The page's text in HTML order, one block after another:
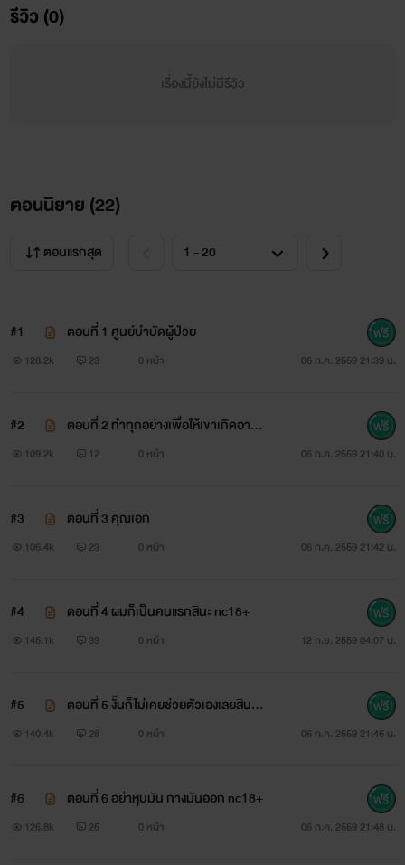
ออย นักบำบัดสาว เธอต้องการช่วยเหลือผู้ที่มีปัญหาทางเพศและ
มีความสุขทุกครั้งที่ได้รักษาคนไข้
รีวิว (0)
เรื่องนี้ยังไม่มีรีวิว
ตอนนิยาย (22)
ตอนแรกสุด
#1 ตอนที่ 1 ศูนย์บำบัดผู้ป่วย
128.2k 23 0 หน้า 06 ก.ค. 2559 21:39 น.
#2
ตอนที่ 2 ทำทุกอย่างเพื่อให้เขาเกิดอารม
ณ์
109.2k 12 0 หน้า 06 ก.ค. 2559 21:40 น.
#3 ตอนที่ 3 คุณเอก
106.4k 23 0 หน้า 06 ก.ค. 2559 21:42 น.
#4 ตอนที่ 4 ผมก็เป็นคนแรกสินะ nc18+
145.1k 39 0 หน้า 12 ก.ย. 2559 04:07 น.
#5
ตอนที่ 5 งั้นก็ไม่เคยช่วยตัวเองเลยสินะ n
c18+
140.4k 28 0 หน้า 06 ก.ค. 2559 21:46 น.
#6 ตอนที่ 6 อย่าหุบมัน กางมันออก nc18+
126.8k 25 0 หน้า 06 ก.ค. 2559 21:48 น.